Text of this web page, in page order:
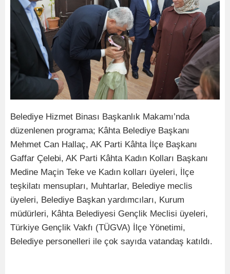
Belediye Hizmet Binası Başkanlık Makamı’nda
düzenlenen programa; Kâhta Belediye Başkanı
Mehmet Can Hallaç, AK Parti Kâhta İlçe Başkanı
Gaffar Çelebi, AK Parti Kâhta Kadın Kolları Başkanı
Medine Maçin Teke ve Kadın kolları üyeleri, İlçe
teşkilatı mensupları, Muhtarlar, Belediye meclis
üyeleri, Belediye Başkan yardımcıları, Kurum
müdürleri, Kâhta Belediyesi Gençlik Meclisi üyeleri,
Türkiye Gençlik Vakfı (TÜGVA) İlçe Yönetimi,
Belediye personelleri ile çok sayıda vatandaş katıldı.